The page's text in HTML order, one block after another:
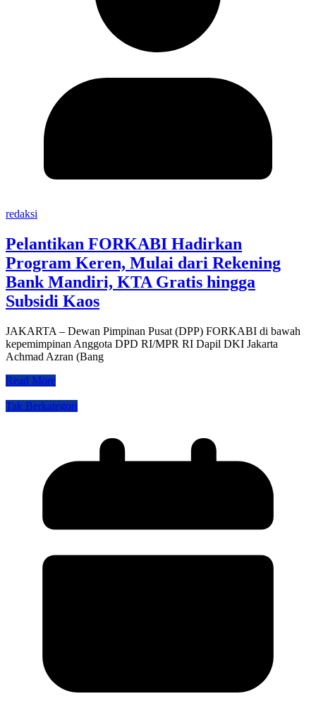
redaksi
Pelantikan FORKABI Hadirkan
Program Keren, Mulai dari Rekening
Bank Mandiri, KTA Gratis hingga
Subsidi Kaos
JAKARTA – Dewan Pimpinan Pusat (DPP) FORKABI di bawah
kepemimpinan Anggota DPD RI/MPR RI Dapil DKI Jakarta
Achmad Azran (Bang
Read More
Tak Berkategori